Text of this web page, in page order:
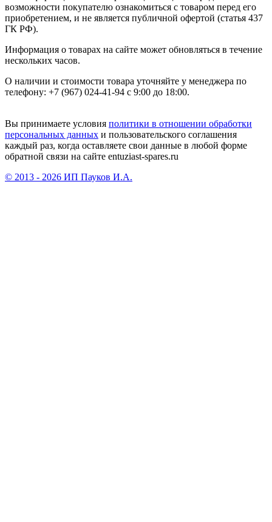
возможности покупателю ознакомиться с товаром перед его
приобретением, и не является публичной офертой (статья 437
ГК РФ).
Информация о товарах на сайте может обновляться в течение
нескольких часов.
О наличии и стоимости товара уточняйте у менеджера по
телефону: +7 (967) 024-41-94 с 9:00 до 18:00.
Вы принимаете условия политики в отношении обработки
персональных данных и пользовательского соглашения
каждый раз, когда оставляете свои данные в любой форме
обратной связи на сайте entuziast-spares.ru
© 2013 - 2026 ИП Пауков И.А.